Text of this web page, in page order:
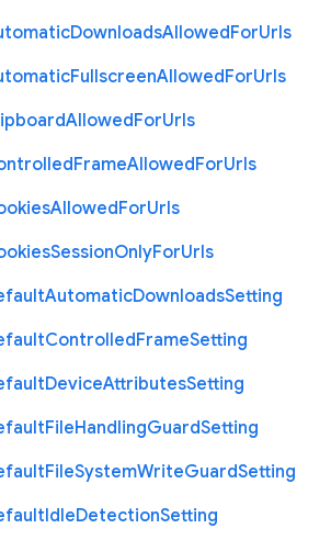
DownloadsAllowedForUrls
FullscreenAllowedForUrls
AllowedForUrls
FrameAllowedForUrls
AllowedForUrls
SessionOnlyForUrls
AutomaticDownloadsSetting
ControlledFrameSetting
DeviceAttributesSetting
FileHandlingGuardSetting
FileSystemWriteGuardSetting
IdleDetectionSetting